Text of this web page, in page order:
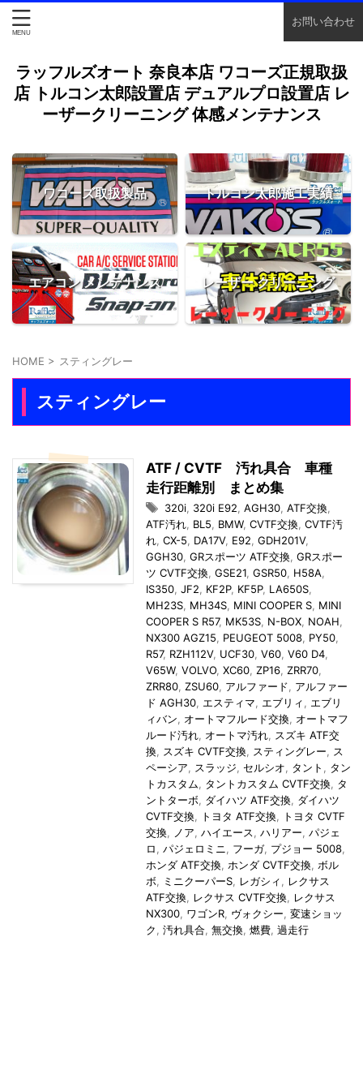
お問い合わせ
ラッフルズオート 奈良本店 ワコーズ正規取扱
店 トルコン太郎設置店 デュアルプロ設置店 レ
ーザークリーニング 体感メンテナンス
ワコーズ取扱製品 トルコン太郎施工実績
エアコン メンテナンス レーザー クリーニング
HOME > スティングレー
スティングレー
ATF / CVTF 汚れ具合 車種
走行距離別 まとめ集
320i 320i E92 AGH30 ATF交換
ATF汚れ BL5 BMW, CVTF交換 CVTF汚
れ CX-5 DA17V, E92 GDH201V,
GGH30 GRスポーツ ATF交換 GRスポー
ツ CVTF交換 GSE21 GSR50 H58A
IS350 JF2 KF2P, KF5P, LA650S
MH23S MH34S MINI COOPER S MINI
COOPER S R57, MK53S N-BOX NOAH
NX300 AGZ15
PEUGEOT 5008 PY50
R57, RZH112V, UCF30 V60 V60 D4
V65W, VOLVO XC60 ZP16 ZRR70
ZRR80 ZSU60 アルファード
アルファー
ド AGH30 エスティマ エブリィ
エブリ
ィバン
オートマフルード交換 オートマフ
ルード汚れ オートマ汚れ
スズキ ATF交
換
スズキ CVTF交換 スティングレー
ス
ペーシア
スラッジ セルシオ タント
タン
トカスタム
タントカスタム CVTF交換 タ
ントターボ
ダイハツ ATF交換 ダイハツ
CVTF交換
トヨタ ATF交換
トヨタ CVTF
交換
ノア ハイエース ハリアー パジェ
ロ
パジェロミニ フーガ, プジョー 5008
ホンダ ATF交換 ホンダ CVTF交換 ボル
ボ
ミニクーパーS レガシィ
レクサス
ATF交換
レクサス CVTF交換
レクサス
NX300 ワゴンR ヴォクシー 変速ショッ
ク
汚れ具合 無交換 燃費 過走行